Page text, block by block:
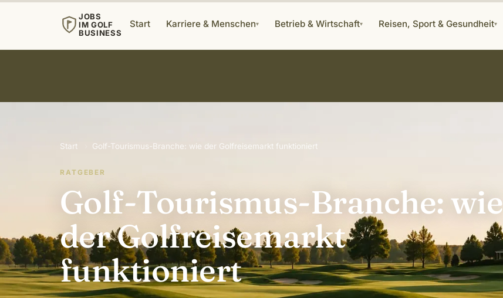
JOBS
IM GOLF
BUSINESS
Start Karriere & Menschen▾ Betrieb & Wirtschaft▾ Reisen, Sport & Gesundheit▾
Start Golf-Tourismus-Branche: wie der Golfreisemarkt funktioniert
RATGEBER
Golf-Tourismus-Branche: wie
der Golfreisemarkt
funktioniert